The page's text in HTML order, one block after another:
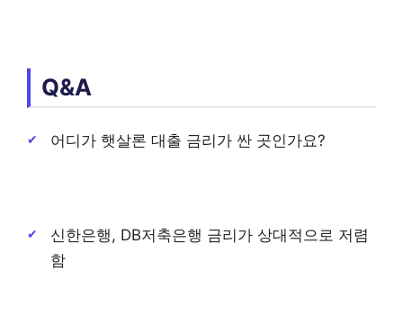
Q&A
어디가 햇살론 대출 금리가 싼 곳인가요?
신한은행, DB저축은행 금리가 상대적으로 저렴
함